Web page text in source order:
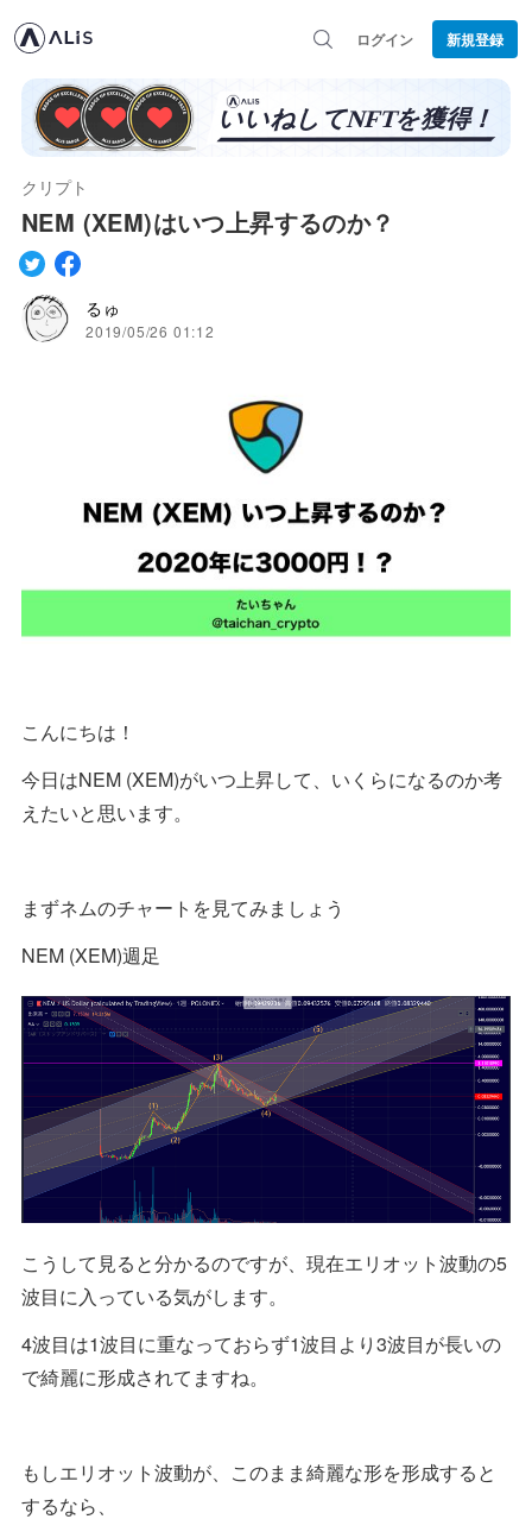
ログイン 新規登録
クリプト
NEM (XEM)はいつ上昇するのか？
るゅ
2019/05/26 01:12
こんにちは！
今日はNEM (XEM)がいつ上昇して、いくらになるのか考
えたいと思います。
まずネムのチャートを見てみましょう
NEM (XEM)週足
こうして見ると分かるのですが、現在エリオット波動の5
波目に入っている気がします。
4波目は1波目に重なっておらず1波目より3波目が長いの
で綺麗に形成されてますね。
もしエリオット波動が、このまま綺麗な形を形成すると
するなら、